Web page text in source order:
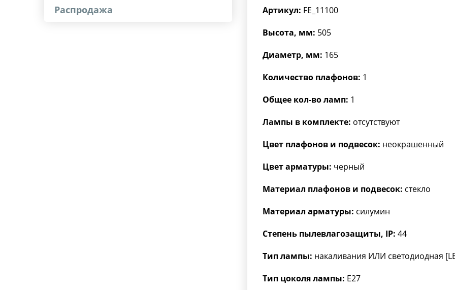
Распродажа Артикул: FE_11100
Высота, мм: 505
Диаметр, мм: 165
Количество плафонов: 1
Общее кол-во ламп: 1
Лампы в комплекте: отсутствуют
Цвет плафонов и подвесок: неокрашенный
Цвет арматуры: черный
Материал плафонов и подвесок: стекло
Материал арматуры: силумин
Степень пылевлагозащиты, IP: 44
Тип лампы: накаливания ИЛИ светодиодная
Тип цоколя лампы: E27